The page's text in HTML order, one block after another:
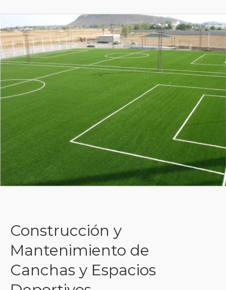
Construcción y
Mantenimiento de
Canchas y Espacios